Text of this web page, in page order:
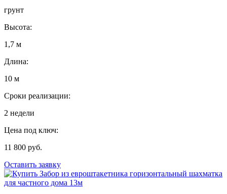
грунт
Высота:
1,7 м
Длина:
10 м
Сроки реализации:
2 недели
Цена под ключ:
11 800 руб.
Оставить заявку